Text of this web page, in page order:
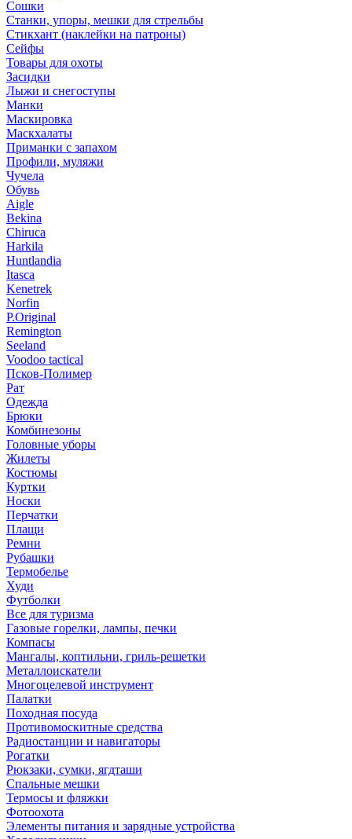
Сошки
Станки, упоры, мешки для стрельбы
Стикхант (наклейки на патроны)
Сейфы
Товары для охоты
Засидки
Лыжи и снегоступы
Манки
Маскировка
Маскхалаты
Приманки с запахом
Профили, муляжи
Чучела
Обувь
Aigle
Bekina
Chiruсa
Harkila
Huntlandia
Itasca
Kenetrek
Norfin
P.Original
Remington
Seeland
Voodoo tactical
Псков-Полимер
Рат
Одежда
Брюки
Комбинезоны
Головные уборы
Жилеты
Костюмы
Куртки
Носки
Перчатки
Плащи
Ремни
Рубашки
Термобелье
Худи
Футболки
Все для туризма
Газовые горелки, лампы, печки
Компасы
Мангалы, коптильни, гриль-решетки
Металлоискатели
Многоцелевой инструмент
Палатки
Походная посуда
Противомоскитные средства
Радиостанции и навигаторы
Рогатки
Рюкзаки, сумки, ягдташи
Спальные мешки
Термосы и фляжки
Фотоохота
Элементы питания и зарядные устройства